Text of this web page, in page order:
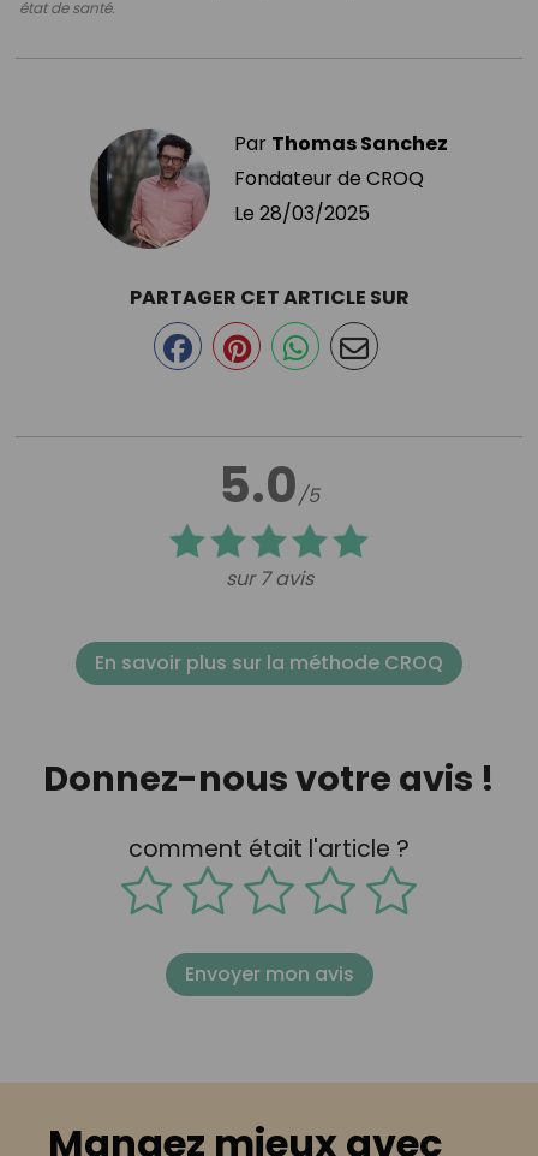
état de santé.
Par Thomas Sanchez
Fondateur de CROQ
Le 28/03/2025
5.0/5
sur 7 avis
PARTAGER CET ARTICLE SUR
En savoir plus sur la méthode CROQ
Donnez-nous votre avis !
comment était l'article ?
Envoyer mon avis
Mangez mieux avec